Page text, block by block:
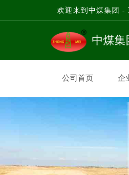
欢迎来到中煤集团 -
中煤集
公司首页 企